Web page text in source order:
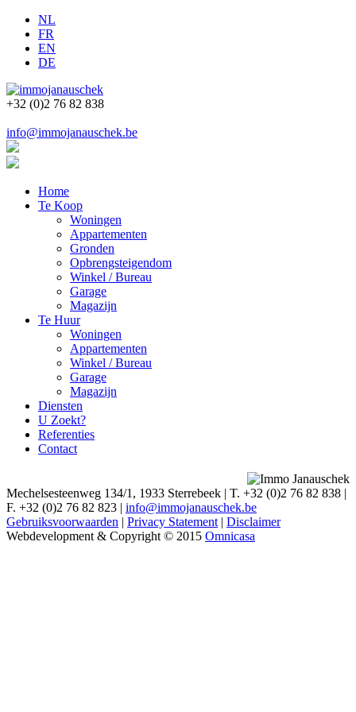
NL
FR
EN
DE
+32 (0)2 76 82 838
info@immojanauschek.be
Home
Te Koop
Woningen
Appartementen
Gronden
Opbrengsteigendom
Winkel / Bureau
Garage
Magazijn
Te Huur
Woningen
Appartementen
Winkel / Bureau
Garage
Magazijn
Diensten
U Zoekt?
Referenties
Contact
Mechelsesteenweg 134/1, 1933 Sterrebeek | T. +32 (0)2 76 82 838 |
F. +32 (0)2 76 82 823 | info@immojanauschek.be
Gebruiksvoorwaarden | Privacy Statement | Disclaimer
Webdevelopment & Copyright © 2015 Omnicasa